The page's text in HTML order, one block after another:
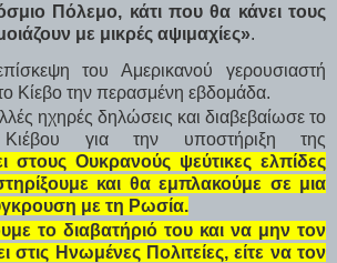
Πόλεμο, κάτι που θα κάνει τους
με μικρές αψιμαχίες».
του Αμερικανού γερουσιαστή
Κίεβο την περασμένη εβδομάδα.
ηχηρές δηλώσεις και διαβεβαίωσε το
για την υποστήριξη της
στους Ουκρανούς ψεύτικες ελπίδες
και θα εμπλακούμε σε μια
με τη Ρωσία.
το διαβατήριό του και να μην τον
Ηνωμένες Πολιτείες, είτε να τον